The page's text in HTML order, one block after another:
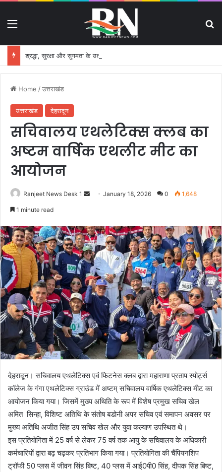
Home /उत्तराखंड
उत्तराखंड देहरादून
सचिवालय एथलेटिक्स क्लब का
अष्टम वार्षिक एथलीट मीट का
आयोजन
Ranjeet News Desk 1
d
a
n
e
m
a
i
l
January 18, 2026 0 1,648
1 minute read
देहरादून। सचिवालय एथलेटिक्स एवं फिटनेस क्लब द्वारा महाराणा प्रताप स्पोर्ट्स
कॉलेज के गंगा एथलेटिक्स ग्राउंड में अष्टम् सचिवालय वार्षिक एथलेटिक्स मीट का
आयोजन किया गया। जिसमें मुख्य अथिति के रूप में विशेष प्रमुख सचिव खेल
अमित सिन्हा, विशिष्ट अतिथि के संतोष बडोनी अपर सचिव एवं समापन अवसर पर
मुख्य अतिथि अजीत सिंह उप सचिव खेल और युवा कल्याण उपस्थित थे।
इस प्रतियोगिता में 25 वर्ष से लेकर 75 वर्ष तक आयु के सचिवालय के अधिकारी
कर्मचारियों द्वारा बढ़ चढ़कर प्रतिभाग किया गया। प्रतियोगिता की चैंपियनशिप
ट्रॉफी 50 प्लस में जीवन सिंह बिष्ट, 40 प्लस में आई0पी0 सिंह, दीपक सिंह बिष्ट,